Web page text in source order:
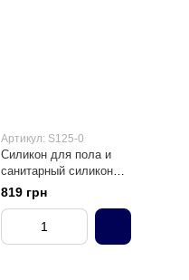
Артикул: S125-0
Силикон для пола и
санитарный силикон
OTTOSEAL® S 125
819 грн